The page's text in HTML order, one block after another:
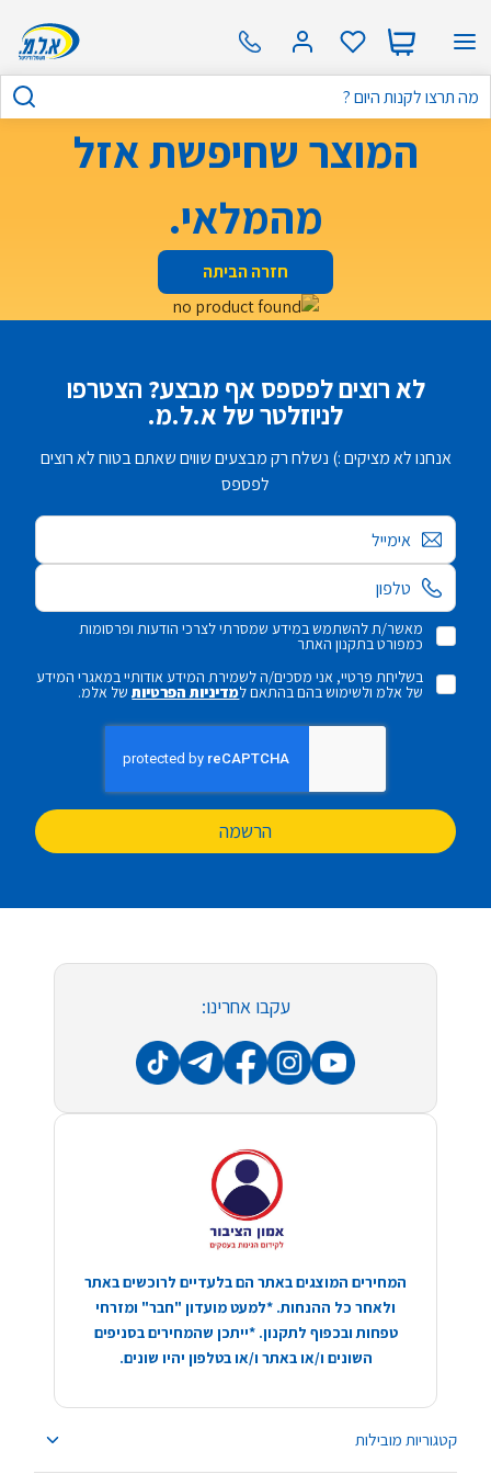
המוצר שחיפשת אזל
מהמלאי.
חזרה הביתה
לא רוצים לפספס אף מבצע? הצטרפו
לניוזלטר של א.ל.מ.
אנחנו לא מציקים :) נשלח רק מבצעים שווים שאתם בטוח לא רוצים
לפספס
אימייל
מאשר/ת להשתמש במידע שמסרתי לצרכי הודעות ופרסומות
כמפורט בתקנון האתר
בשליחת פרטיי, אני מסכים/ה לשמירת המידע אודותיי במאגרי המידע
של אלמ ולשימוש בהם בהתאם למדיניות הפרטיותשל אלמ.
הרשמה
קטגוריות מובילות
עקבו אחרינו:
המחירים המוצגים באתר הם בלעדיים לרוכשים באתר
ולאחר כל ההנחות. *למעט מועדון "חבר" ומזרחי
טפחות ובכפוף לתקנון. *ייתכן שהמחירים בסניפים
השונים ו/או באתר ו/או בטלפון יהיו שונים.